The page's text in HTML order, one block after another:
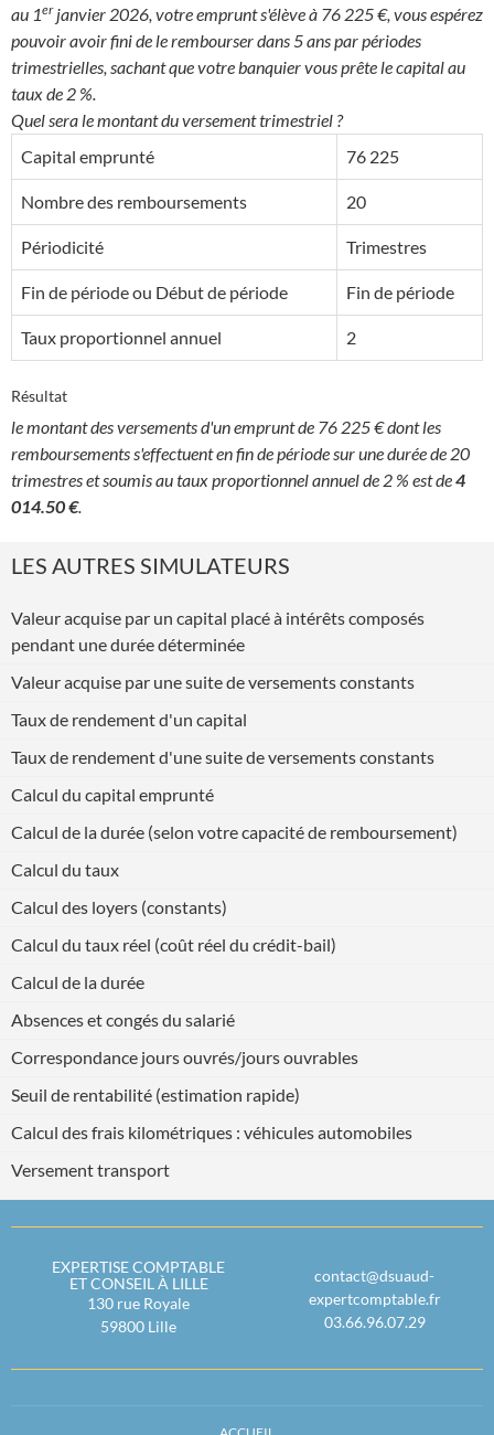
au 1erjanvier 2026, votre emprunt s'élève à 76 225 €, vous espérez
pouvoir avoir fini de le rembourser dans 5 ans par périodes
trimestrielles, sachant que votre banquier vous prête le capital au
taux de 2 %.
Quel sera le montant du versement trimestriel ?
Capital emprunté
76 225
Nombre des remboursements 20
Périodicité Trimestres
Fin de période ou Début de période Fin de période
Taux proportionnel annuel 2
Résultat
le montant des versements d'un emprunt de 76 225 € dont les
remboursements s'effectuent en fin de période sur une durée de 20
trimestres et soumis au taux proportionnel annuel de 2 % est de4
014.50 €.
LES AUTRES SIMULATEURS
Valeur acquise par un capital placé à intérêts composés
pendant une durée déterminée
Valeur acquise par une suite de versements constants
Taux de rendement d'un capital
Taux de rendement d'une suite de versements constants
Calcul du capital emprunté
Calcul de la durée (selon votre capacité de remboursement)
Calcul du taux
Calcul des loyers (constants)
Calcul du taux réel (coût réel du crédit-bail)
Calcul de la durée
Absences et congés du salarié
Correspondance jours ouvrés/jours ouvrables
Seuil de rentabilité (estimation rapide)
Calcul des frais kilométriques : véhicules automobiles
Versement transport
EXPERTISE COMPTABLE
ET CONSEIL À LILLE
130 rue Royale
59800 Lille
contact@dsuaud-
expertcomptable.fr
03.66.96.07.29
ACCUEIL